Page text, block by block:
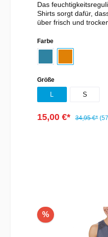
Das
Shirts sorgt dafür,
über frisch und trocken
Angenehmes
Einsatzmöglichkeiten:
Farbe
Größe
L S
15,00 €* 34,95 €*
%